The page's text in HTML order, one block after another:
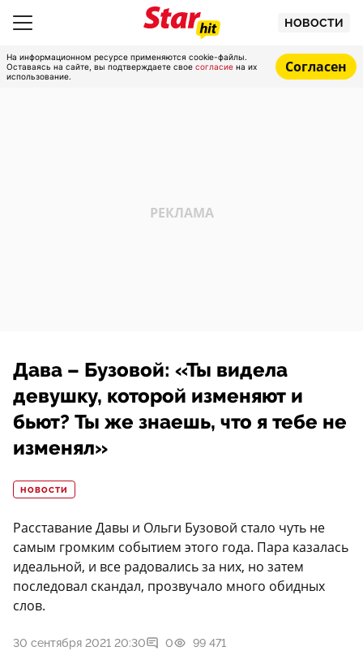
НОВОСТИ
На информационном ресурсе применяются cookie-файлы.
Оставаясь на сайте, вы подтверждаете свое согласие на их
использование.
Согласен
Дава – Бузовой: «Ты видела
девушку, которой изменяют и
бьют? Ты же знаешь, что я тебе не
изменял»
НОВОСТИ
Расставание Давы и Ольги Бузовой стало чуть не
самым громким событием этого года. Пара казалась
идеальной, и все радовались за них, но затем
последовал скандал, прозвучало много обидных
слов.
30 сентября 2021 20:30 0 99 471